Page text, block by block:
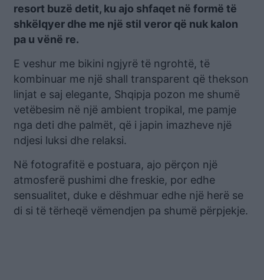
resort buzë detit, ku ajo shfaqet në formë të
shkëlqyer dhe me një stil veror që nuk kalon
pa u vënë re.
E veshur me bikini ngjyrë të ngrohtë, të
kombinuar me një shall transparent që thekson
linjat e saj elegante, Shqipja pozon me shumë
vetëbesim në një ambient tropikal, me pamje
nga deti dhe palmët, që i japin imazheve një
ndjesi luksi dhe relaksi.
Në fotografitë e postuara, ajo përçon një
atmosferë pushimi dhe freskie, por edhe
sensualitet, duke e dëshmuar edhe një herë se
di si të tërheqë vëmendjen pa shumë përpjekje.